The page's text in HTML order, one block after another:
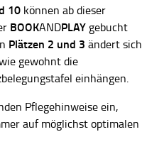
10 können ab dieser
BOOKANDPLAY gebucht
Plätzen 2 und 3 ändert sich
gewohnt die
einhängen.
Pflegehinweise ein,
auf möglichst optimalen